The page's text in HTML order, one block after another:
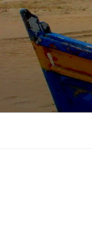
Aller
au
contenu
principal